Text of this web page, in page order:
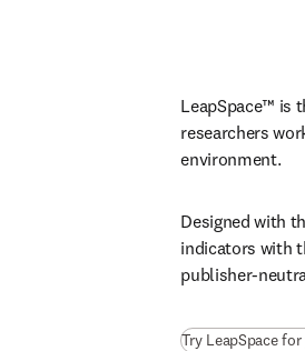
LeapSpace™ is
researchers
environment.
Designed with
indicators with
publisher-
Try LeapSpace